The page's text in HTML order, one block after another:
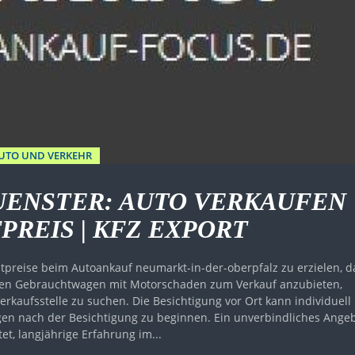
UND VERKEHR
AUTO VERKAUFEN
| KFZ EXPORT
beim Autoankauf neumarkt-in-der-oberpfalz zu erzielen,
Gebrauchtwagen mit Motorschaden zum Verkauf anzubieten,
zu suchen. Die Besichtigung vor Ort kann individuell
nach der Besichtigung zu beginnen. Ein unverbindliches
langjährige Erfahrung im...